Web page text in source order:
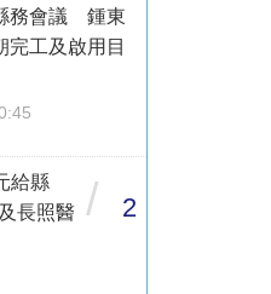
務會議 鍾東
完工及啟用目
給縣
長照醫 / 2